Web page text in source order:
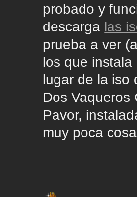
probado y
descarga las
prueba a ver
los que
lugar de la iso
Dos Vaqueros
Pavor,
muy poca